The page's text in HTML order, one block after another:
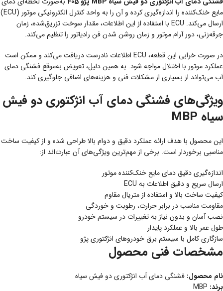
مایع خنک‌کننده را اندازه‌گیری کرده و آن را به واحد کنترل الکترونیکی موتور (ECU)
ارسال می‌کند. ECU با استفاده از این اطلاعات، مقدار سوخت تزریق‌شده، زمان
جرقه‌زنی، دور آرام موتور و زمان روشن شدن فن رادیاتور را تنظیم می‌کند.
در صورت خرابی این قطعه، ECU اطلاعات نادرست دریافت می‌کند و ممکن است
عملکرد موتور با اختلال مواجه شود. به همین دلیل، تعویض به‌موقع فشنگی دمای
آب می‌تواند از بسیاری از مشکلات فنی و هزینه‌های اضافی جلوگیری کند.
ویژگی‌های فشنگی دمای آب انژکتوری دو فیش
سیاه MBP
این محصول با هدف ارائه عملکرد دقیق و دوام بالا طراحی شده و از کیفیت ساخت
مناسبی برخوردار است. برخی از مهم‌ترین ویژگی‌های آن عبارت‌اند از:
اندازه‌گیری دقیق دمای مایع خنک‌کننده موتور
ارسال سریع و دقیق اطلاعات به ECU
کیفیت ساخت بالا و استفاده از متریال مقاوم
مقاومت مناسب در برابر حرارت، رطوبت و خوردگی
نصب آسان و بدون نیاز به تغییرات در سیستم خودرو
طول عمر بالا و عملکرد پایدار
سازگاری کامل با سیستم برق خودروهای انژکتوری پژو
مشخصات فنی محصول
نام محصول: فشنگی دمای آب انژکتوری دو فیش سیاه
برند: